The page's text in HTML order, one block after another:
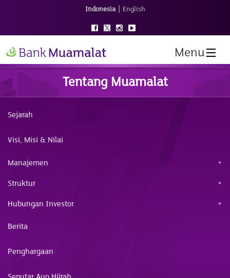
Indonesia | English
Menu
Tentang Muamalat
Sejarah
Visi, Misi & Nilai
Manajemen
Struktur
Hubungan Investor
Berita
Penghargaan